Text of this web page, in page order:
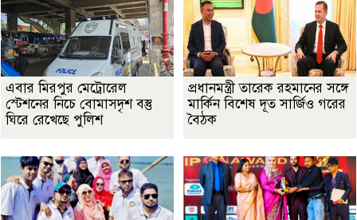
এবার মিরপুর মেট্রোরেল
স্টেশনের নিচে বোমাসদৃশ বস্তু
ঘিরে রেখেছে পুলিশ
প্রধানমন্ত্রী তারেক রহমানের সঙ্গে
মার্কিন বিশেষ দূত সার্জিও গরের
বৈঠক